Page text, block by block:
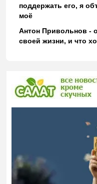
поддержать его, я
моё
Антон Привольнов -
своей жизни, и что